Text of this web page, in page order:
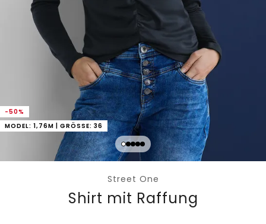
-50%
MODEL: 1,76M | GRÖSSE: 36
Street One
Shirt mit Raffung